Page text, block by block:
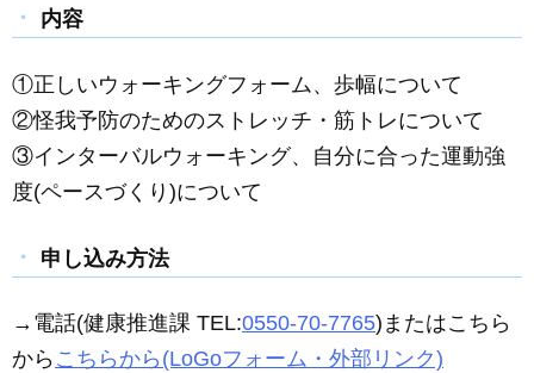
内容
①正しいウォーキングフォーム、歩幅について
②怪我予防のためのストレッチ・筋トレについて
③インターバルウォーキング、自分に合った運動強
度(ペースづくり)について
申し込み方法
→電話(健康推進課 TEL:0550-70-7765)またはこちら
から こちらから(LoGoフォーム・外部リンク)